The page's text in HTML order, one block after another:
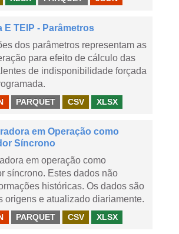
E TEIP - Parâmetros
dos parâmetros representam as
para efeito de cálculo das
de indisponibilidade forçada
PARQUET CSV XLSX
em Operação como
Síncrono
em operação como
síncrono. Estes dados não
históricas. Os dados são
origens e atualizado diariamente.
PARQUET CSV XLSX